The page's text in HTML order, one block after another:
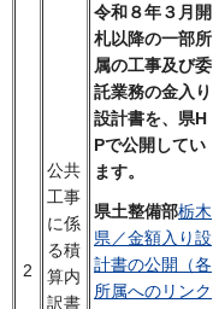
2
公共
工事
に係
る積
算内
訳書
令和８年３月開
札以降の一部所
属の工事及び委
託業務の金入り
設計書を、県H
Pで公開してい
ます。
県土整備部栃木
県／金額入り設
計書の公開（各
所属へのリンク